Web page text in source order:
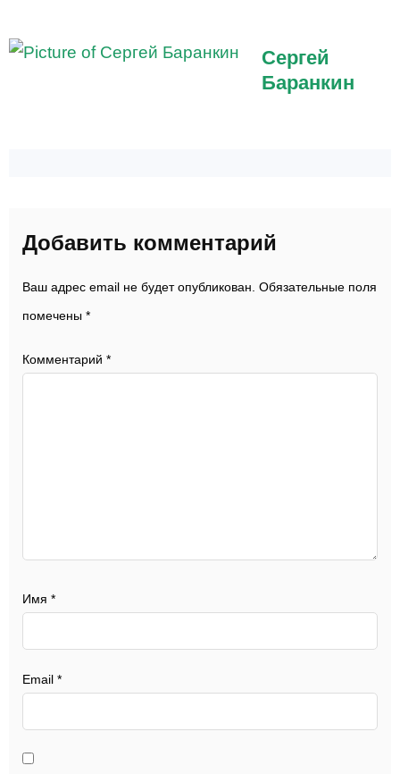
Сергей
Баранкин
Добавить комментарий
Ваш адрес email не будет опубликован. Обязательные поля
помечены *
Комментарий *
Имя *
Email *